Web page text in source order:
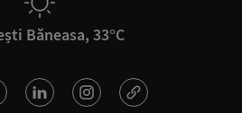
Băneasa, 33°C